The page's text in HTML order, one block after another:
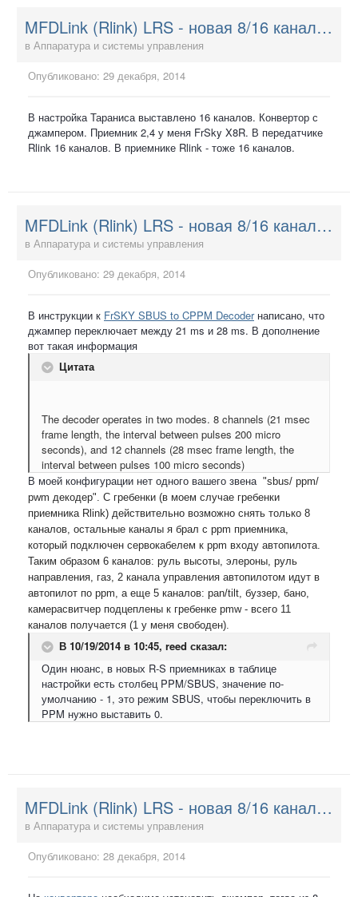
MFDLink (Rlink) LRS - новая 8/16 канальная система управления
в Аппаратура и системы управления
Опубликовано: 29 декабря, 2014
В настройка Тараниса выставлено 16 каналов. Конвертор с
джампером. Приемник 2,4 у меня FrSky X8R. В передатчике
Rlink 16 каналов. В приемнике Rlink - тоже 16 каналов.
MFDLink (Rlink) LRS - новая 8/16 канальная система управления
в Аппаратура и системы управления
Опубликовано: 29 декабря, 2014
В инструкции к FrSKY SBUS to CPPM Decoderнаписано, что
джампер переключает между 21 ms и 28 ms. В дополнение
вот такая информация
Цитата
The decoder operates in two modes. 8 channels (21 msec
frame length, the interval between pulses 200 micro
seconds), and 12 channels (28 msec frame length, the
interval between pulses 100 micro seconds)
В моей конфигурации нет одного вашего звена "sbus/ ppm/
pwm декодер". С гребенки (в моем случае гребенки
приемника Rlink) действительно возможно снять только 8
каналов, остальные каналы я брал с ppm приемника,
который подключен сервокабелем к ppm входу автопилота.
Таким образом 6 каналов: руль высоты, элероны, руль
направления, газ, 2 канала управления автопилотом идут в
автопилот по ppm, а еще 5 каналов: pan/tilt, буззер, бано,
камерасвитчер подцеплены к гребенке pmw - всего 11
каналов получается (1 у меня свободен).
В 10/19/2014 в 10:45, reed сказал:
Один нюанс, в новых R-S приемниках в таблице
настройки есть столбец PPM/SBUS, значение по-
умолчанию - 1, это режим SBUS, чтобы переключить в
PPM нужно выставить 0.
MFDLink (Rlink) LRS - новая 8/16 канальная система управления
в Аппаратура и системы управления
Опубликовано: 28 декабря, 2014